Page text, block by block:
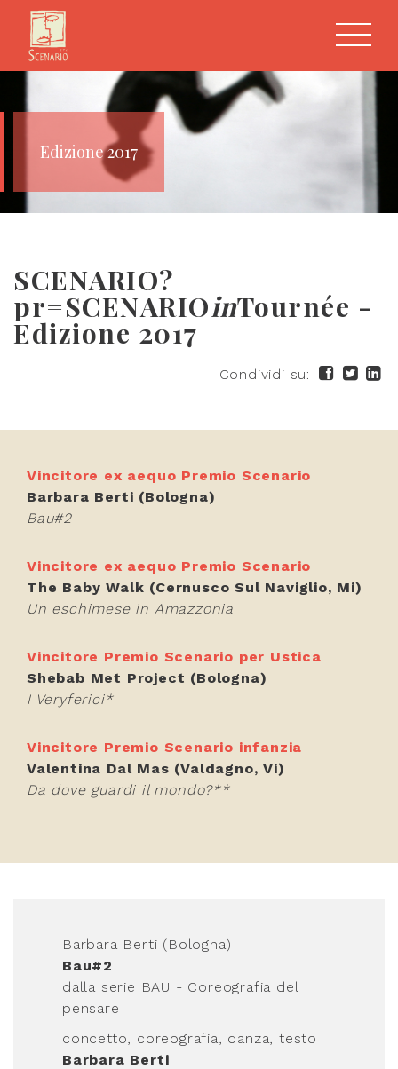
Edizione 2017
SCENARIO?
pr=SCENARIOinTournée -
Edizione 2017
Condividi su:
Vincitore ex aequo Premio Scenario
Barbara Berti (Bologna)
Bau#2
Vincitore ex aequo Premio Scenario
The Baby Walk (Cernusco Sul Naviglio, Mi)
Un eschimese in Amazzonia
Vincitore Premio Scenario per Ustica
Shebab Met Project (Bologna)
I Veryferici*
Vincitore Premio Scenario infanzia
Valentina Dal Mas (Valdagno, Vi)
Da dove guardi il mondo?**
Barbara Berti (Bologna)
Bau#2
dalla serie BAU - Coreografia del
pensare
concetto, coreografia, danza, testo
Barbara Berti